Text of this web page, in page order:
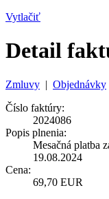
Vytlačiť
Detail
Zmluvy | Objednávky
Číslo faktúry:
2024086
Popis plnenia:
Mesačná platba
19.08.2024
Cena:
69,70 EUR